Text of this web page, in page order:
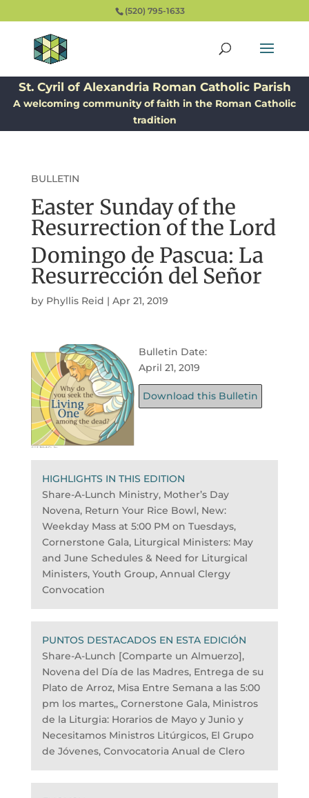
(520) 795-1633
St. Cyril of Alexandria Roman Catholic Parish
A welcoming community of faith in the Roman Catholic
tradition
BULLETIN
Easter Sunday of the
Resurrection of the Lord
Domingo de Pascua: La
Resurrección del Señor
by Phyllis Reid | Apr 21, 2019
Bulletin Date:
April 21, 2019
Download this Bulletin
HIGHLIGHTS IN THIS EDITION
Share-A-Lunch Ministry, Mother’s Day
Novena, Return Your Rice Bowl, New:
Weekday Mass at 5:00 PM on Tuesdays,
Cornerstone Gala, Liturgical Ministers: May
and June Schedules & Need for Liturgical
Ministers, Youth Group, Annual Clergy
Convocation
PUNTOS DESTACADOS EN ESTA EDICIÓN
Share-A-Lunch [Comparte un Almuerzo],
Novena del Día de las Madres, Entrega de su
Plato de Arroz, Misa Entre Semana a las 5:00
pm los martes,, Cornerstone Gala, Ministros
de la Liturgia: Horarios de Mayo y Junio y
Necesitamos Ministros Litúrgicos, El Grupo
de Jóvenes, Convocatoria Anual de Clero